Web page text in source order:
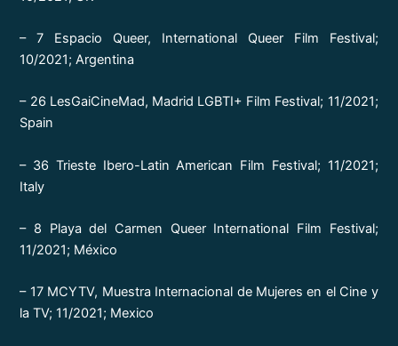
– 7 Espacio Queer, International Queer Film Festival;
10/2021; Argentina
– 26 LesGaiCineMad, Madrid LGBTI+ Film Festival; 11/2021;
Spain
– 36 Trieste Ibero-Latin American Film Festival; 11/2021;
Italy
– 8 Playa del Carmen Queer International Film Festival;
11/2021; México
– 17 MCYTV, Muestra Internacional de Mujeres en el Cine y
la TV; 11/2021; Mexico